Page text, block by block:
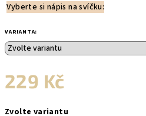
Vyberte si nápis na svíčku:
VARIANTA:
229 Kč
cena:
Zvolte variantu